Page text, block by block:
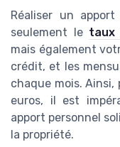
Réaliser un
seulement le taux
mais également
crédit, et les
chaque mois.
euros, il est
apport personnel
la propriété.